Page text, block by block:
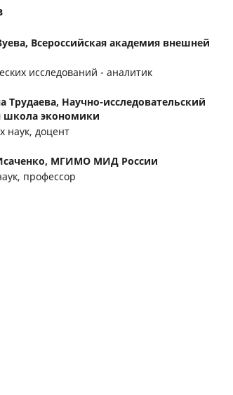
Всероссийская академия внешней
исследований - аналитик
Трудаева, Научно-исследовательский
школа экономики
наук, доцент
МГИМО МИД России
профессор